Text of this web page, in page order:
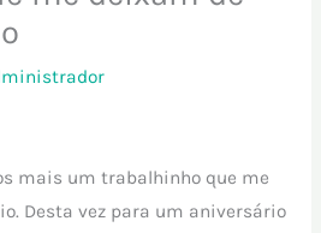
mais um trabalhinho que me
Desta vez para um aniversário